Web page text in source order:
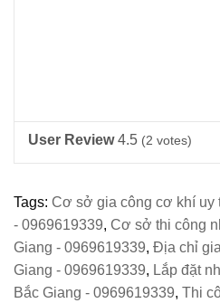
User Review 4.5 (2 votes)
Tags: Cơ sở gia công cơ khí uy
- 0969619339, Cơ sở thi công
Giang - 0969619339, Địa chỉ
Giang - 0969619339, Lắp đặt
Bắc Giang - 0969619339, Thi